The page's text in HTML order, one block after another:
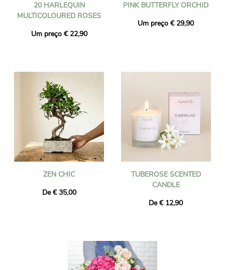
20 HARLEQUIN
MULTICOLOURED ROSES
Um preço € 22,90
PINK BUTTERFLY ORCHID
Um preço € 29,90
ZEN CHIC
De € 35,00
TUBEROSE SCENTED
CANDLE
De € 12,90